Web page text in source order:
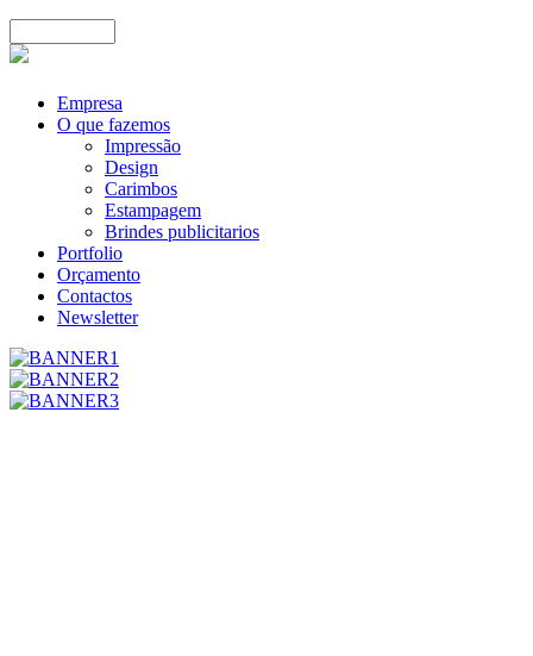
Empresa
O que fazemos
Impressão
Design
Carimbos
Estampagem
Brindes publicitarios
Portfolio
Orçamento
Contactos
Newsletter